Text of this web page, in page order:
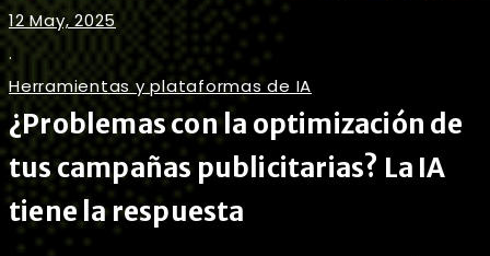
12 May, 2025
.
Herramientas y plataformas de IA
¿Problemas con la optimización de
tus campañas publicitarias? La IA
tiene la respuesta